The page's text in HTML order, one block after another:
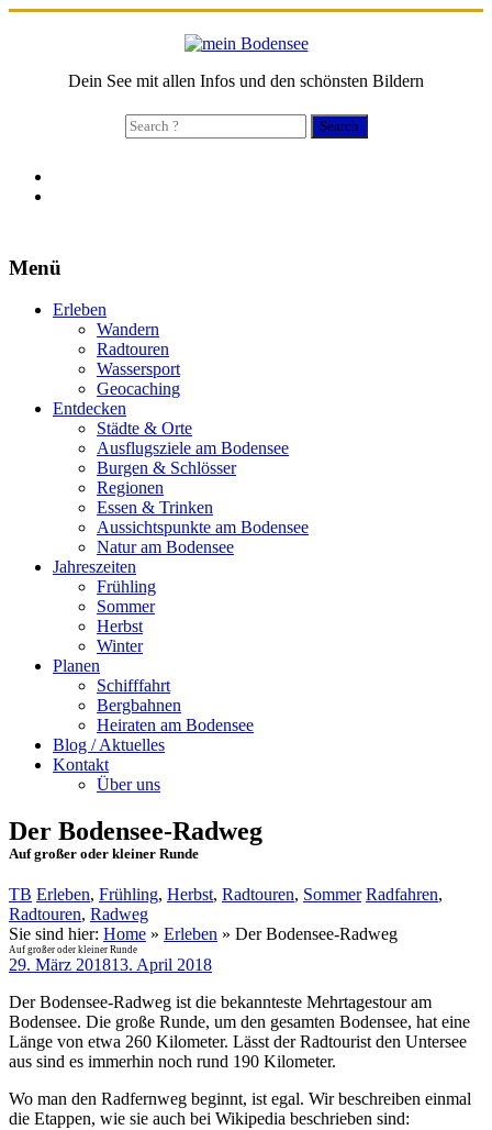
Dein See mit allen Infos und den schönsten Bildern
Search
for:
Menü
Erleben
Wandern
Radtouren
Wassersport
Geocaching
Entdecken
Städte & Orte
Ausflugsziele am Bodensee
Burgen & Schlösser
Regionen
Essen & Trinken
Aussichtspunkte am Bodensee
Natur am Bodensee
Jahreszeiten
Frühling
Sommer
Herbst
Winter
Planen
Schifffahrt
Bergbahnen
Heiraten am Bodensee
Blog / Aktuelles
Kontakt
Über uns
Der Bodensee-Radweg
Auf großer oder kleiner Runde
TB Erleben, Frühling, Herbst, Radtouren, Sommer Radfahren,
Radtouren, Radweg
Sie sind hier: Home » Erleben » Der Bodensee-Radweg
Auf großer oder kleiner Runde
29. März 201813. April 2018
Der Bodensee-Radweg ist die bekannteste Mehrtagestour am
Bodensee. Die große Runde, um den gesamten Bodensee, hat eine
Länge von etwa 260 Kilometer. Lässt der Radtourist den Untersee
aus sind es immerhin noch rund 190 Kilometer.
Wo man den Radfernweg beginnt, ist egal. Wir beschreiben einmal
die Etappen, wie sie auch bei Wikipedia beschrieben sind: